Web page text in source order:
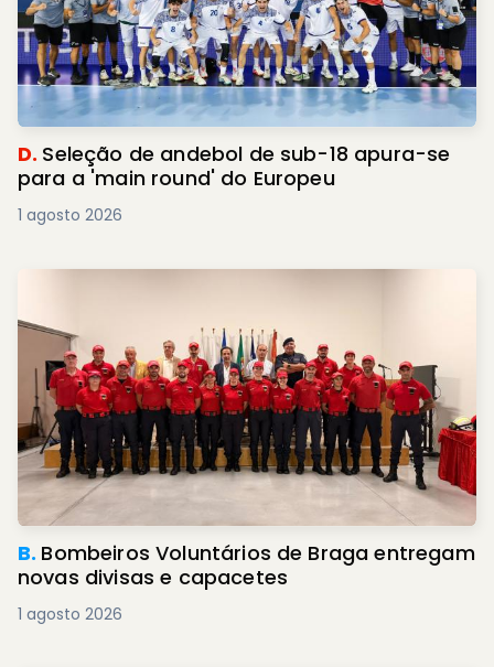
D. Seleção de andebol de sub-18 apura-se
para a 'main round' do Europeu
1 agosto 2026
B. Bombeiros Voluntários de Braga entregam
novas divisas e capacetes
1 agosto 2026